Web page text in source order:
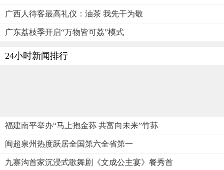
广西人待客最高礼仪：油茶 我先干为敬
广东荔枝季开启“万物皆可荔”模式
24小时新闻排行
福建南平举办“马上抱金荪 共富向未来”竹荪
闽超泉州热度跃居全国第六全省第一
九寨沟首家沉浸式歌舞剧《文成公主宴》餐秀首